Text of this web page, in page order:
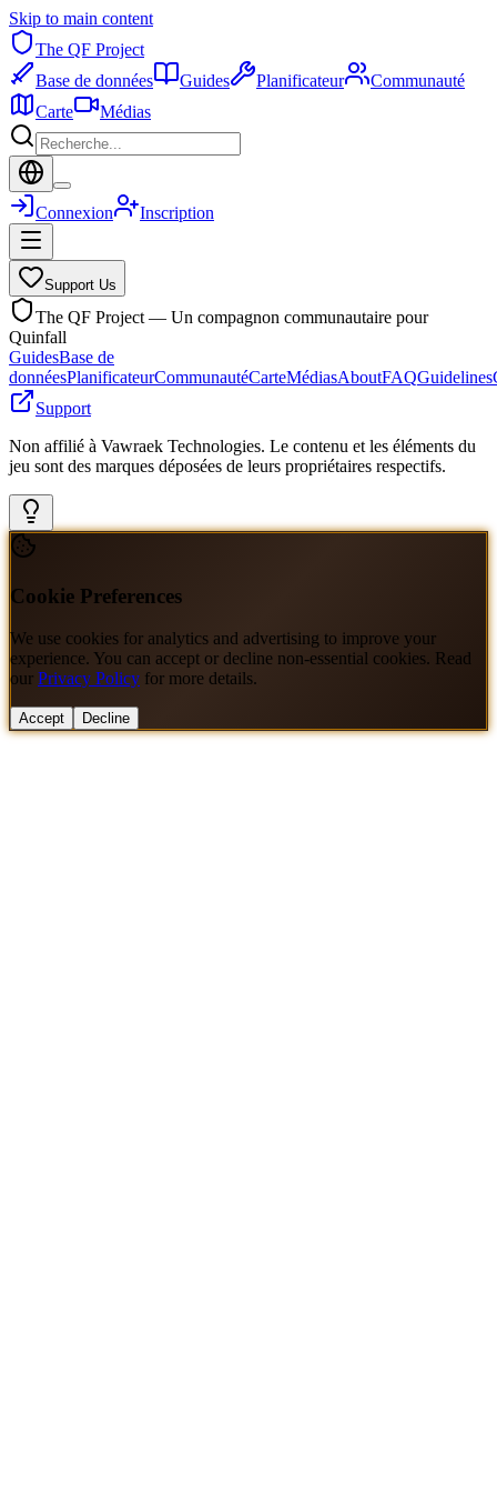
Skip to main content
The QF Project
Base de données
Guides Planificateur
Communauté
Carte
Médias
Connexion Inscription
Support Us
The QF Project — Un compagnon communautaire pour
Quinfall
GuidesBase de
donnéesPlanificateurCommunautéCarteMédiasAboutFAQGuidelines
Support
Non affilié à Vawraek Technologies. Le contenu et les éléments du
jeu sont des marques déposées de leurs propriétaires respectifs.
Cookie Preferences
We use cookies for analytics and advertising to improve your
experience. You can accept or decline non-essential cookies. Read
our Privacy Policy for more details.
Accept Decline